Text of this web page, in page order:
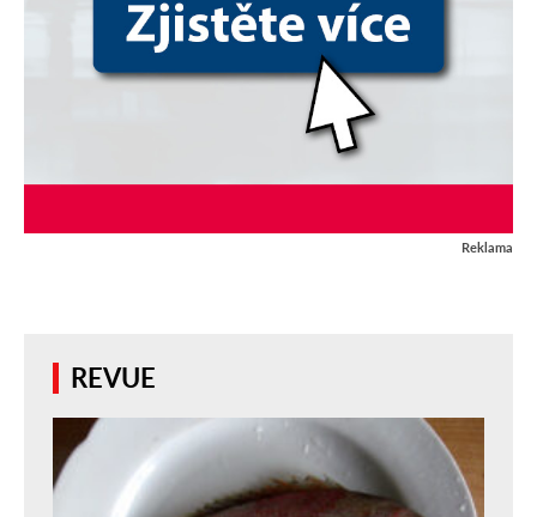
Reklama
REVUE